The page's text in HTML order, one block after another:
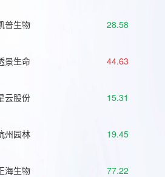
普生物 28.58
景生命 44.63
云股份 15.31
州园林 19.45
海生物 77.22